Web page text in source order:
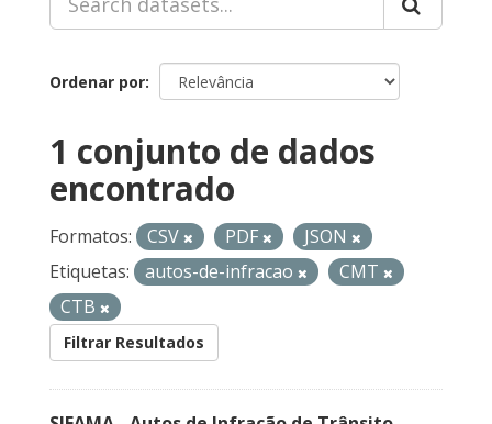
Ordenar por
1 conjunto de dados
encontrado
Formatos: CSV PDF
JSON
Etiquetas:
autos-de-infracao
CMT
CTB
Filtrar Resultados